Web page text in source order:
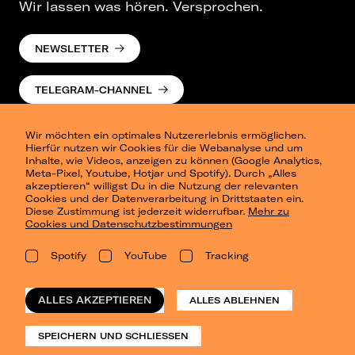
Wir möchten ein optimales Nutzererlebnis ermöglichen.
Hierfür nutzen wir Cookies für die Webanalyse und um
Inhalte, wie Videos, anzeigen zu können (Google Analytics,
Meta-Pixel, Youtube, Hotjar und Spotify). Durch „Alles
akzeptieren“ willigst Du in die Nutzung der relevanten
Cookies und der Datenverarbeitung in Drittstaaten ein.
Diese Zustimmung ist jederzeit widerrufbar. Mehr zu
Cookies und Datenschutzbestimmungen
Spotify YouTube Tracking
ALLES AKZEPTIEREN ALLES ABLEHNEN
SPEICHERN UND SCHLIESSEN
Wir lassen was hören. Versprochen.
NEWSLETTER
TELEGRAM-CHANNEL
Presse
Berlin
Dresden
Leipzig
Konzertsommer Petersberg
Vergangene Shows
o_team
Datenschutz
Impressum